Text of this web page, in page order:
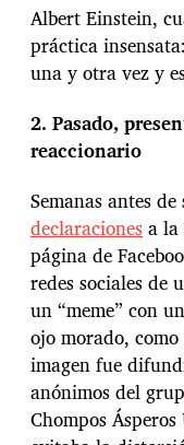
Albert Einstein,
práctica
una y otra vez y
2. Pasado,
reaccionario
Semanas antes
declaracionesa la
página de
redes sociales de
un “meme” con
ojo morado,
imagen fue
anónimos del
Chompos